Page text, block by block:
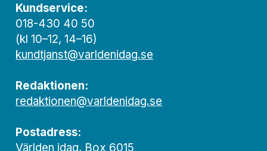
Kundservice:
018-430 40 50
(kl 10–12, 14–16)
kundtjanst@varldenidag.se
Redaktionen:
redaktionen@varldenidag.se
Postadress:
Världen idag, Box 6015